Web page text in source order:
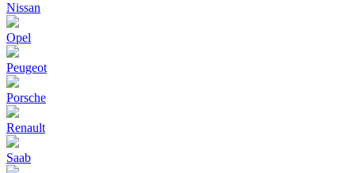
Nissan
Opel
Peugeot
Porsche
Renault
Saab